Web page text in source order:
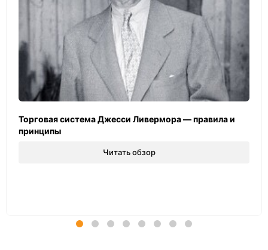
Торговая система Джесси Ливермора — правила и
принципы
Читать обзор